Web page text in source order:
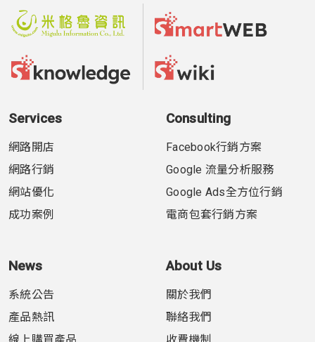
Services
網路開店
網路行銷
網站優化
成功案例
Consulting
Facebook行銷方案
Google 流量分析服務
Google Ads全方位行銷
電商包套行銷方案
News
系統公告
產品熱訊
About Us
關於我們
聯絡我們